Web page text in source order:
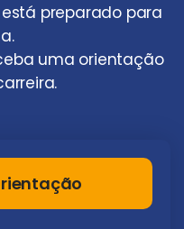
preparado para
uma orientação